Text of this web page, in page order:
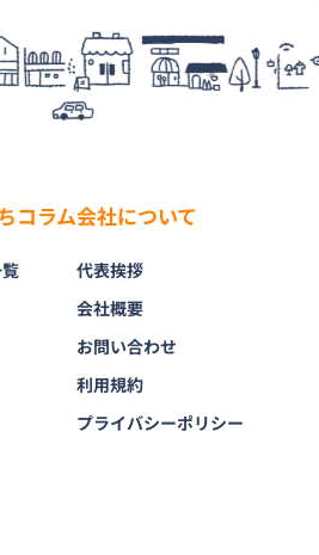
コラム会社について
代表挨拶
会社概要
お問い合わせ
利用規約
プライバシーポリシー